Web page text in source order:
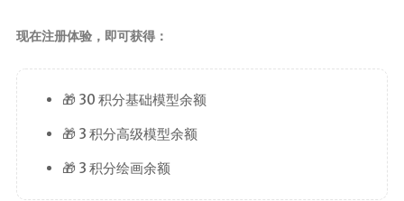
现在注册体验，即可获得：
🎁 30 积分基础模型余额
🎁 3 积分高级模型余额
🎁 3 积分绘画余额